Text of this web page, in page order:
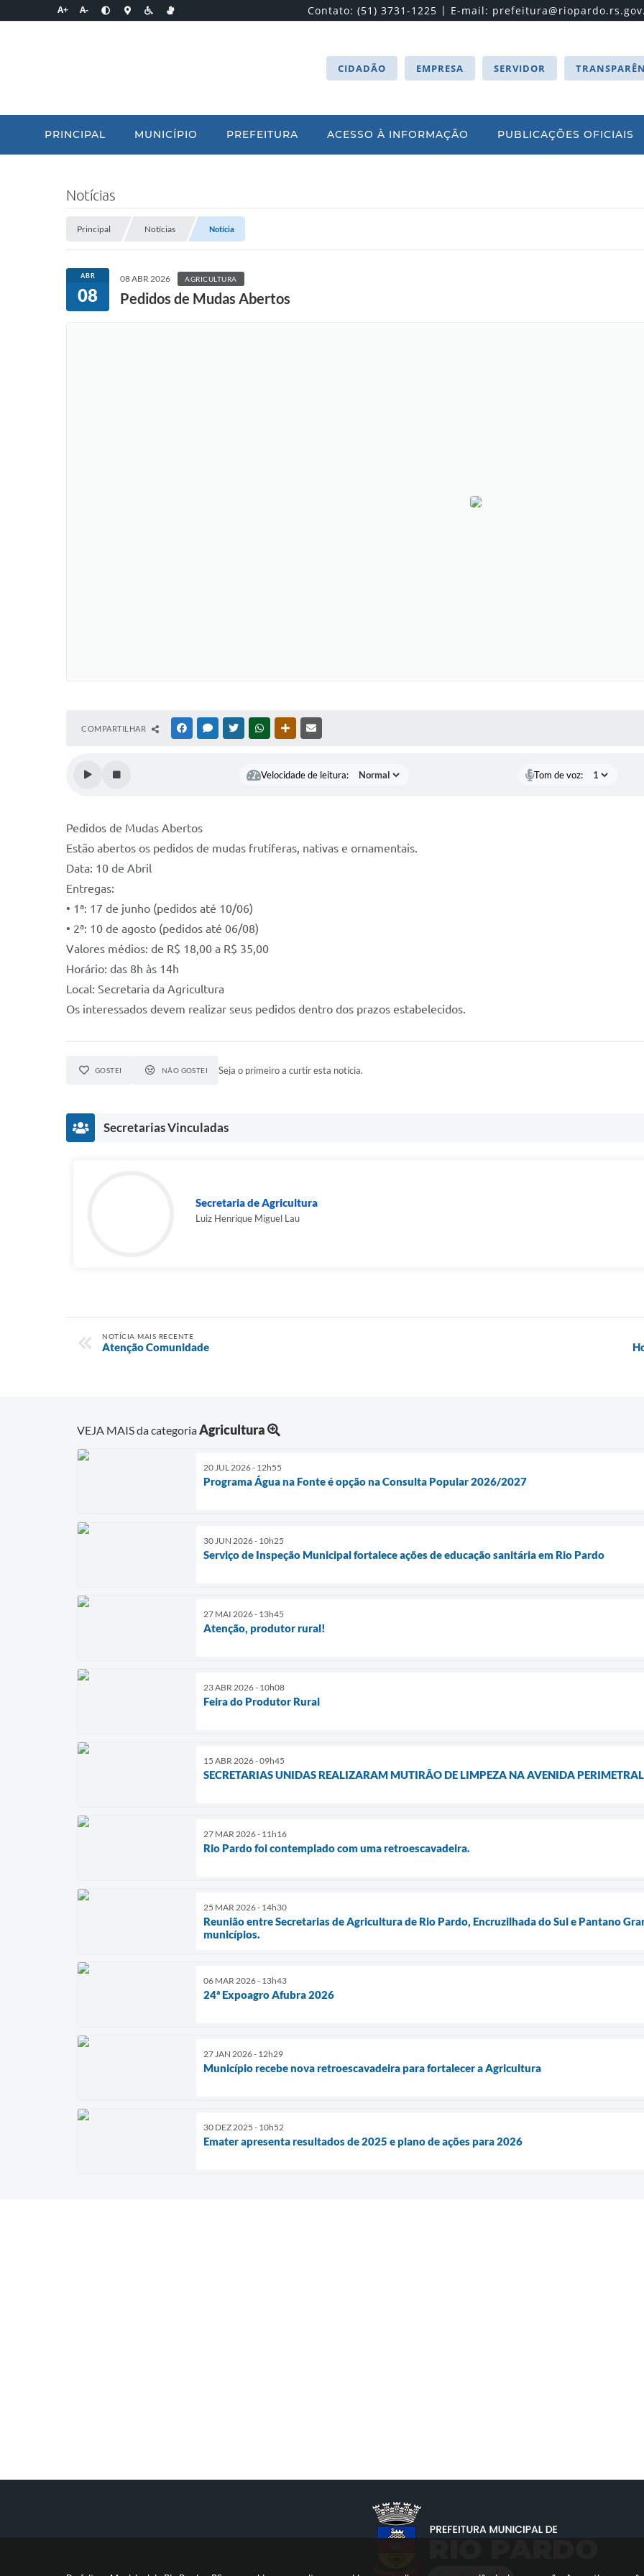
A+ A- Contato: (51) 3731-1225 | E-mail:
CIDADÃO EMPRESA SERVIDOR
PRINCIPAL MUNICÍPIO PREFEITURA ACESSO À INFORMAÇÃO PUBLICAÇÕES OFICIAIS
Notícias
Principal Notícias Notícia
ABR
08
08 ABR 2026 AGRICULTURA
Pedidos de Mudas Abertos
COMPARTILHAR FACEBOOKMESSENGER
TWITTERWHATSAPPOUTRAS MÍDIAS
Velocidade de leitura: Tom de voz:
Pedidos de Mudas Abertos
Estão abertos os pedidos de mudas frutíferas, nativas e ornamentais.
Data: 10 de Abril
Entregas:
• 1ª: 17 de junho (pedidos até 10/06)
• 2ª: 10 de agosto (pedidos até 06/08)
Valores médios: de R$ 18,00 a R$ 35,00
Horário: das 8h às 14h
Local: Secretaria da Agricultura
Os interessados devem realizar seus pedidos dentro dos prazos estabelecidos.
GOSTEI NÃO GOSTEI Seja o primeiro a curtir esta notícia.
Secretarias Vinculadas
Secretaria de Agricultura
Luiz Henrique Miguel Lau
NOTÍCIA MAIS RECENTE
Atenção Comunidade
VEJA MAIS da categoriaAgricultura
20 JUL 2026 - 12h55
Programa Água na Fonte é opção na Consulta Popular 2026/2027
30 JUN 2026 - 10h25
Serviço de Inspeção Municipal fortalece ações de educação sanitária em Rio Pardo
27 MAI 2026 - 13h45
Atenção, produtor rural!
23 ABR 2026 - 10h08
Feira do Produtor Rural
15 ABR 2026 - 09h45
SECRETARIAS UNIDAS REALIZARAM MUTIRÃO DE LIMPEZA NA AVENIDA PERIMETRAL
27 MAR 2026 - 11h16
Rio Pardo foi contemplado com uma retroescavadeira.
25 MAR 2026 - 14h30
Reunião entre Secretarias de Agricultura de Rio Pardo, Encruzilhada do Sul e Pantano
municípios.
06 MAR 2026 - 13h43
24ª Expoagro Afubra 2026
27 JAN 2026 - 12h29
Município recebe nova retroescavadeira para fortalecer a Agricultura
30 DEZ 2025 - 10h52
Emater apresenta resultados de 2025 e plano de ações para 2026